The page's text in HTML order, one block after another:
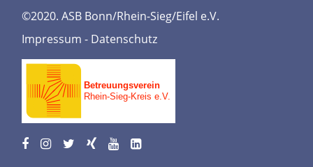
©2020. ASB Bonn/Rhein-Sieg/Eifel e.V.
Impressum - Datenschutz